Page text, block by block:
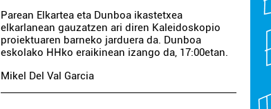
Parean Elkartea eta Dunboa ikastetxea
elkarlanean gauzatzen ari diren Kaleidoskopio
proiektuaren barneko jarduera da. Dunboa
eskolako HHko eraikinean izango da, 17:00etan.
Mikel Del Val Garcia